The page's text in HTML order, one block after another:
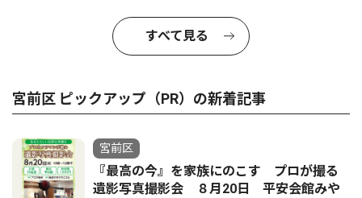
すべて見る
宮前区 ピックアップ（PR）の新着記事
宮前区
『最高の今』を家族にのこす プロが撮る
遺影写真撮影会 ８月20日 平安会館みや